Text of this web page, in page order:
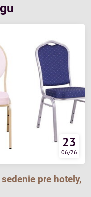
210 g/m2, odolný
rám, stohovateľný až 19
23
06/26
pre hotely,